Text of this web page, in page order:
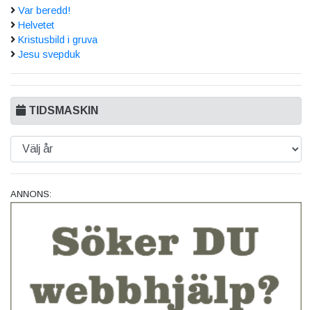
Var beredd!
Helvetet
Kristusbild i gruva
Jesu svepduk
TIDSMASKIN
ANNONS: